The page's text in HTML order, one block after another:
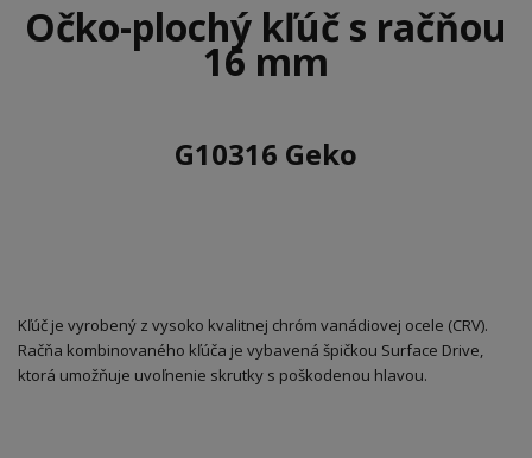
Očko-plochý kľúč s račňou
16 mm
G10316 Geko
Kľúč je vyrobený z vysoko kvalitnej chróm vanádiovej ocele (CRV).
Račňa kombinovaného kľúča je vybavená špičkou Surface Drive,
ktorá umožňuje uvoľnenie skrutky s poškodenou hlavou.